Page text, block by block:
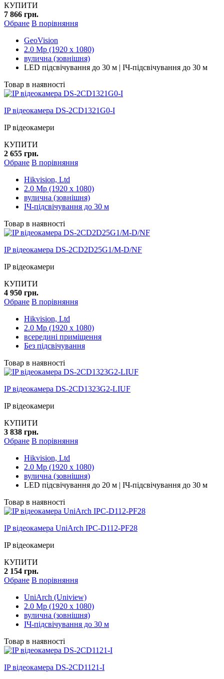
КУПИТИ
7 866 грн.
Обране В порівняння
GeoVision
2.0 Mp (1920 x 1080)
вулична (зовнішня)
LED підсвічування до 30 м | ІЧ-підсвічування до 30 м
Товар в наявності
IP відеокамера DS-2CD1321G0-I
IP відеокамери
КУПИТИ
2 655 грн.
Обране В порівняння
Hikvision, Ltd
2.0 Mp (1920 x 1080)
вулична (зовнішня)
ІЧ-підсвічування до 30 м
Товар в наявності
IP відеокамера DS-2CD2D25G1/M-D/NF
IP відеокамери
КУПИТИ
4 950 грн.
Обране В порівняння
Hikvision, Ltd
2.0 Mp (1920 x 1080)
всередині приміщення
Без підсвічування
Товар в наявності
IP відеокамера DS-2CD1323G2-LIUF
IP відеокамери
КУПИТИ
3 838 грн.
Обране В порівняння
Hikvision, Ltd
2.0 Mp (1920 x 1080)
вулична (зовнішня)
LED підсвічування до 20 м | ІЧ-підсвічування до 30 м
Товар в наявності
IP відеокамера UniArch IPC-D112-PF28
IP відеокамери
КУПИТИ
2 154 грн.
Обране В порівняння
UniArch (Uniview)
2.0 Mp (1920 x 1080)
вулична (зовнішня)
ІЧ-підсвічування до 30 м
Товар в наявності
IP відеокамера DS-2CD1121-I